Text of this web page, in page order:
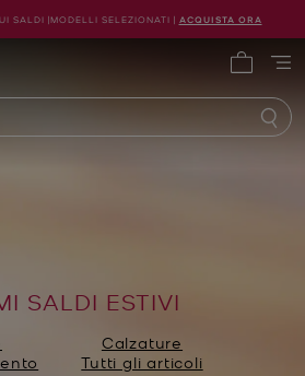
SALDI |MODELLI SELEZIONATI | ACQUISTA ORA
SALDI ESTIVI
Calzature
Tutti gli articoli